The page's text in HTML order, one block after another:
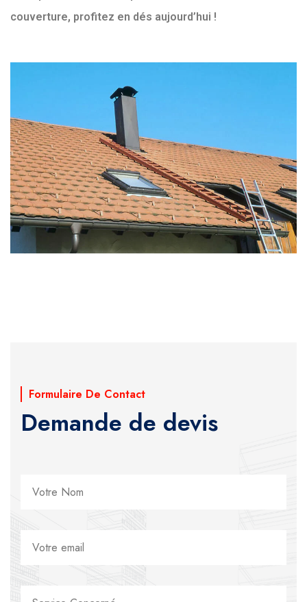
couverture, profitez en dés aujourd’hui !
Formulaire De Contact
Demande de devis